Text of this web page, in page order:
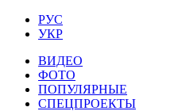
РУС
УКР
ВИДЕО
ФОТО
ПОПУЛЯРНЫЕ
СПЕЦПРОЕКТЫ